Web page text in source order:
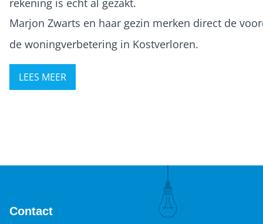
Marjon Zwarts en haar gezin merken direct de
de woningverbetering in Kostverloren.
LEES MEER
Contact